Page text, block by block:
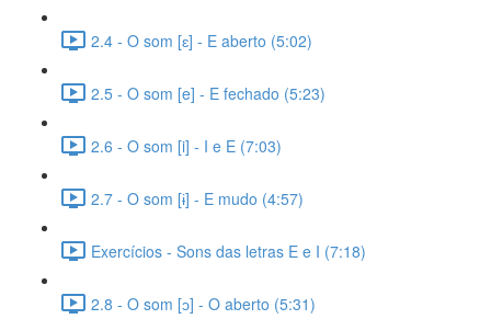
2.4 - O som [ɛ] - E aberto (5:02)
2.5 - O som [e] - E fechado (5:23)
2.6 - O som [i] - I e E (7:03)
2.7 - O som [ɨ] - E mudo (4:57)
Exercícios - Sons das letras E e I (7:18)
2.8 - O som [ɔ] - O aberto (5:31)